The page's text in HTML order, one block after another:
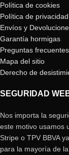
Política de cookies
Política de privacidad
Envíos y
Garantía hormigas
Preguntas frecuentes
Mapa del sitio
Derecho de
SEGURIDAD
Nos importa la
este motivo usamos
Stripe o TPV BBVA
para la mayoría de